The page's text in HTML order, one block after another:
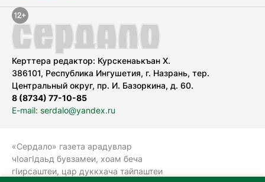
Керттера редактор: Курскенаькъан Х.
386101, Республика Ингушетия, г. Назрань, тер.
Центральный округ, пр. И. Базоркина, д. 60.
8 (8734) 77-10-85
E-mail: serdalo@yandex.ru
«Сердало» газета арадувлар
чIоагIдаьд бувзамеи, хоам беча
гIирсаштеи, цар дуккхача тайпаштеи